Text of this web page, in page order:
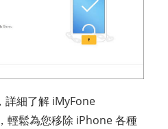
詳細了解 iMyFone
輕鬆為您移除 iPhone 各種